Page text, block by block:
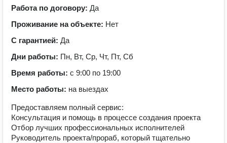
Работа по договору: Да
Проживание на объекте: Нет
С гарантией: Да
Дни работы: Пн, Вт, Ср, Чт, Пт, Сб
Время работы: с 9:00 по 19:00
Место работы: на выездах
Предоставляем полный сервис:
Консультация и помощь в процессе создания проекта
Отбор лучших профессиональных исполнителей
Руководитель проекта/прораб, который тщательно